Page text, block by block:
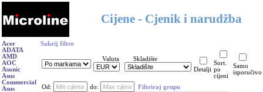
Cijene - Cjenik i narudžba
Acer
ADATA
AMD
AOC
Asonic
Asus
Commercial
Asus
Sakrij filtre
Valuta
Skladište
Detalji
Sort.
po
cijeni
Samo
isporučivo
Od: do: Filtriraj grupu